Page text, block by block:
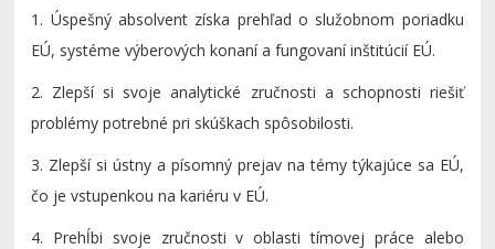
1. Úspešný absolvent získa prehľad o služobnom poriadku
EÚ, systéme výberových konaní a fungovaní inštitúcií EÚ.
2. Zlepší si svoje analytické zručnosti a schopnosti riešiť
problémy potrebné pri skúškach spôsobilosti.
3. Zlepší si ústny a písomný prejav na témy týkajúce sa EÚ,
čo je vstupenkou na kariéru v EÚ.
4. Prehĺbi svoje zručnosti v oblasti tímovej práce alebo